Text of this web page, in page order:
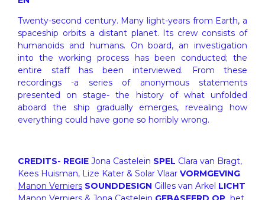
Twenty-second century. Many light-years from Earth, a
spaceship orbits a distant planet. Its crew consists of
humanoids and humans. On board, an investigation
into the working process has been conducted; the
entire staff has been interviewed. From these
recordings -a series of anonymous statements
presented on stage- the history of what unfolded
aboard the ship gradually emerges, revealing how
everything could have gone so horribly wrong.
CREDITS- REGIE Jona Castelein SPEL Clara van Bragt,
Kees Huisman, Lize Kater & Solar Vlaar VORMGEVING
Manon Verniers SOUNDDESIGN Gilles van Arkel LICHT